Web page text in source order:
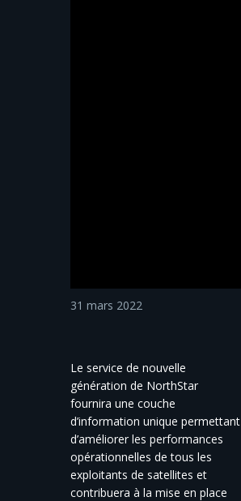
31 mars 2022
Le service de nouvelle
génération de NorthStar
fournira une couche
d’information unique permettant
d’améliorer les performances
opérationnelles de tous les
exploitants de satellites et
contribuera à la mise en place